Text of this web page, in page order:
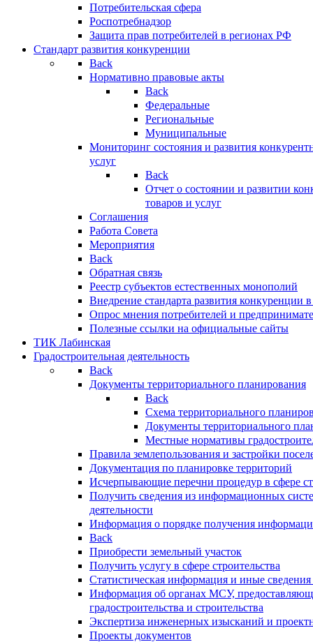
Потребительская сфера
Роспотребнадзор
Защита прав потребителей в регионах РФ
Стандарт развития конкуренции
Back
Нормативно правовые акты
Back
Федеральные
Региональные
Муниципальные
Мониторинг состояния и развития
услуг
Back
Отчет о состоянии и развитии
товаров и услуг
Соглашения
Работа Совета
Мероприятия
Back
Обратная связь
Реестр субъектов естественных монополий
Внедрение стандарта развития конкуренции
Опрос мнения потребителей и
Полезные ссылки на официальные сайты
ТИК Лабинская
Градостроительная деятельность
Back
Документы территориального планирования
Back
Схема территориального
Документы территориального
Местные нормативы
Правила землепользования и застройки
Документация по планировке территорий
Исчерпывающие перечни процедур в сфере
Получить сведения из информационных
деятельности
Информация о порядке получения
Back
Приобрести земельный участок
Получить услугу в сфере строительства
Статистическая информация и иные сведения
Информация об органах МСУ,
градостроительства и строительства
Экспертиза инженерных изысканий и
Проекты документов